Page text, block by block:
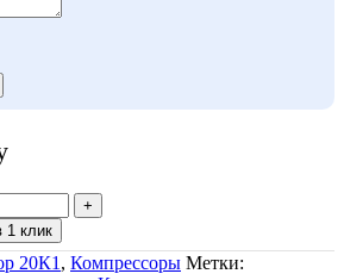
1 клик
20К1 , Компрессоры Метки: